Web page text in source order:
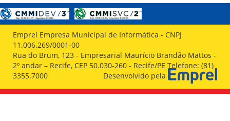
COMISSÕES
LICITAÇÕES
REGULAMENTO INTERNO DE LICITAÇÕES E
CONTRATO
GESTÃO DE PESSOAS
COLABORADORES
Emprel Empresa Municipal de Informática - CNPJ
11.006.269/0001-00
Rua do Brum, 123 - Empresarial Maurício Brandão Mattos -
2º andar – Recife, CEP 50.030-260 - Recife/PE Telefone: (81)
3355.7000
Desenvolvido pela